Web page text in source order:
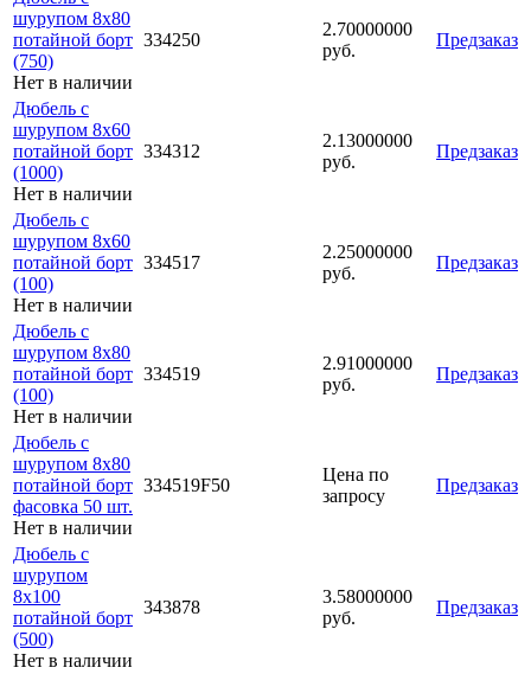
шурупом 8х80
потайной борт
(750)
Нет в наличии
334250
2.70000000
руб.
Предзаказ
Дюбель с
шурупом 8х60
потайной борт
(1000)
Нет в наличии
334312
2.13000000
руб.
Предзаказ
Дюбель с
шурупом 8х60
потайной борт
(100)
Нет в наличии
334517
2.25000000
руб.
Предзаказ
Дюбель с
шурупом 8х80
потайной борт
(100)
Нет в наличии
334519
2.91000000
руб.
Предзаказ
Дюбель с
шурупом 8х80
потайной борт
фасовка 50 шт.
Нет в наличии
334519F50
Цена по
запросу
Предзаказ
Дюбель с
шурупом
8х100
потайной борт
(500)
Нет в наличии
343878
3.58000000
руб.
Предзаказ